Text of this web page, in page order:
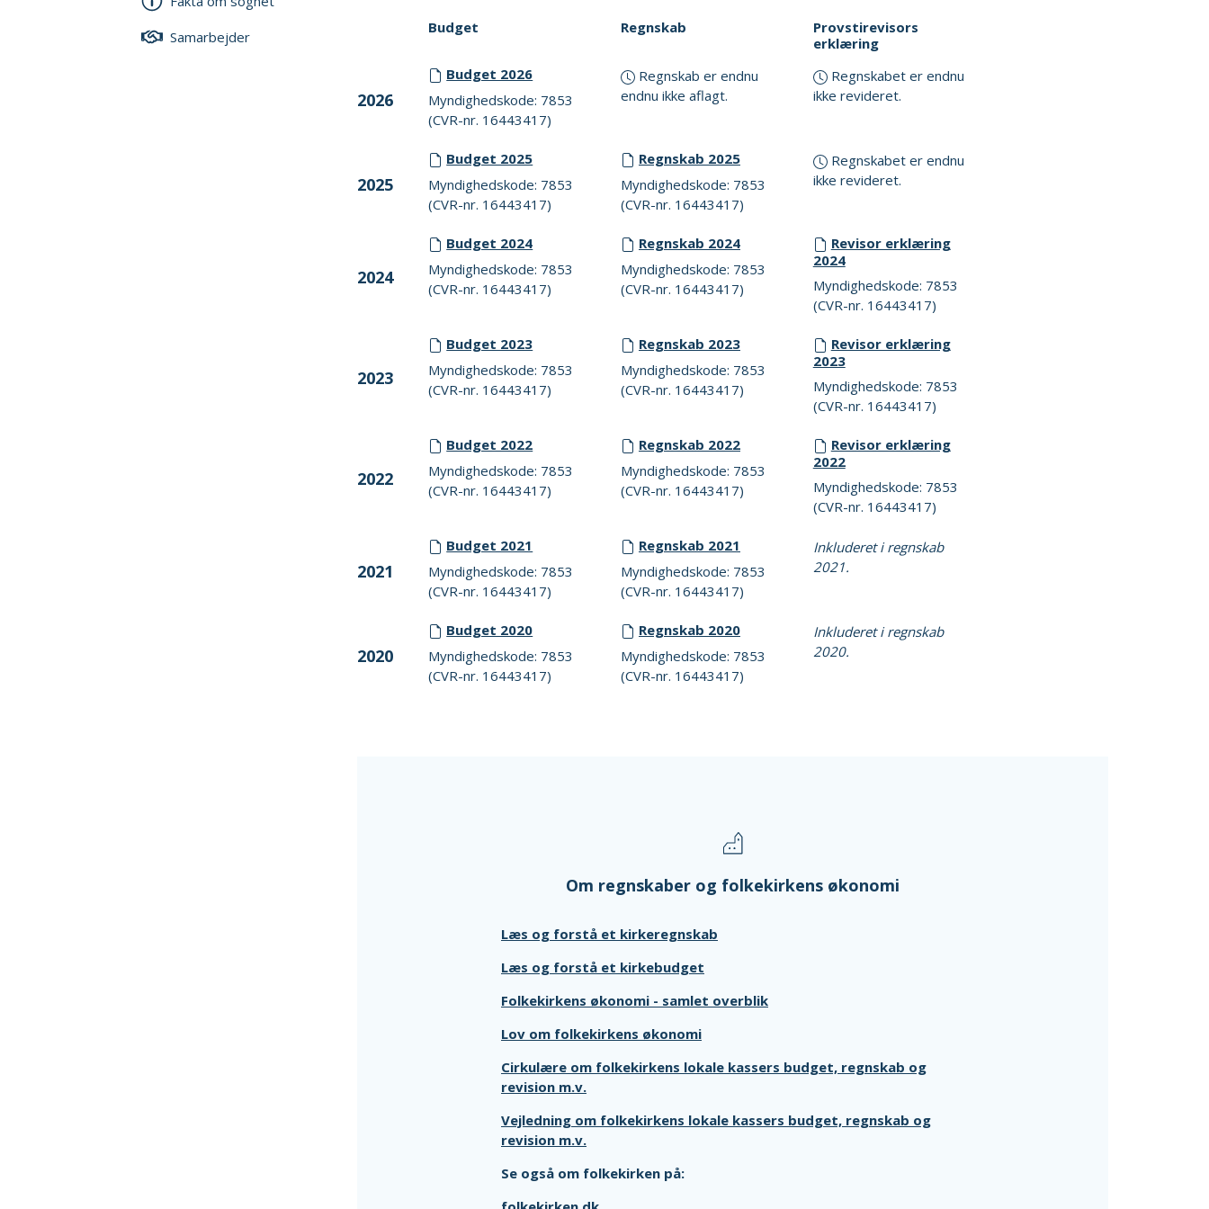
Samarbejder
Budget Regnskab
Provstirevisors
erklæring
2026
Budget 2026
Myndighedskode: 7853
(CVR-nr. 16443417)
Regnskab er endnu
endnu ikke aflagt.
Regnskabet er endnu
ikke revideret.
2025
Budget 2025
Myndighedskode: 7853
(CVR-nr. 16443417)
Regnskab 2025
Myndighedskode: 7853
(CVR-nr. 16443417)
Regnskabet er endnu
ikke revideret.
2024
Budget 2024
Myndighedskode: 7853
(CVR-nr. 16443417)
Regnskab 2024
Myndighedskode: 7853
(CVR-nr. 16443417)
Revisor erklæring
2024
Myndighedskode: 7853
(CVR-nr. 16443417)
2023
Budget 2023
Myndighedskode: 7853
(CVR-nr. 16443417)
Regnskab 2023
Myndighedskode: 7853
(CVR-nr. 16443417)
Revisor erklæring
2023
Myndighedskode: 7853
(CVR-nr. 16443417)
2022
Budget 2022
Myndighedskode: 7853
(CVR-nr. 16443417)
Regnskab 2022
Myndighedskode: 7853
(CVR-nr. 16443417)
Revisor erklæring
2022
Myndighedskode: 7853
(CVR-nr. 16443417)
2021
Budget 2021
Myndighedskode: 7853
(CVR-nr. 16443417)
Regnskab 2021
Myndighedskode: 7853
(CVR-nr. 16443417)
Inkluderet i regnskab
2021.
2020
Budget 2020
Myndighedskode: 7853
(CVR-nr. 16443417)
Regnskab 2020
Myndighedskode: 7853
(CVR-nr. 16443417)
Inkluderet i regnskab
2020.
Om regnskaber og folkekirkens økonomi
Læs og forstå et kirkeregnskab
Læs og forstå et kirkebudget
Folkekirkens økonomi - samlet overblik
Lov om folkekirkens økonomi
Cirkulære om folkekirkens lokale kassers budget, regnskab og
revision m.v.
Vejledning om folkekirkens lokale kassers budget, regnskab og
revision m.v.
Se også om folkekirken på: